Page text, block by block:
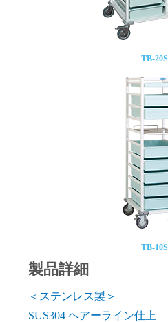
TB-20S
TB-10S
製品詳細
＜ステンレス製＞
SUS304 ヘアーライン仕上